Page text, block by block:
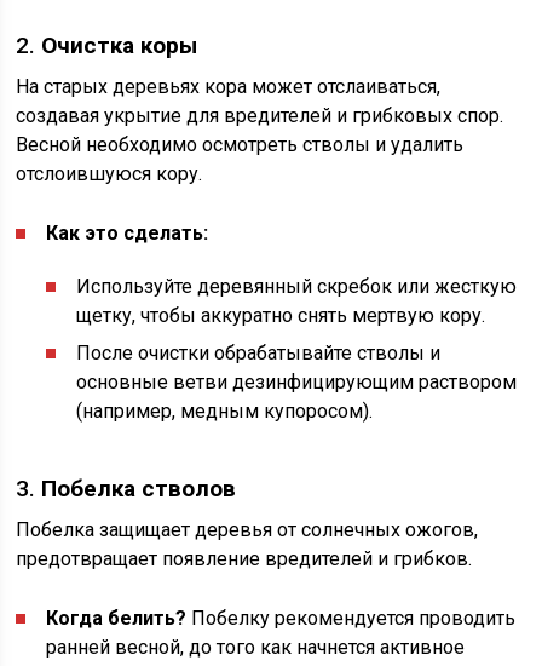
2. Очистка коры
На старых деревьях кора может отслаиваться,
создавая укрытие для вредителей и грибковых спор.
Весной необходимо осмотреть стволы и удалить
отслоившуюся кору.
Как это сделать:
Используйте деревянный скребок или жесткую
щетку, чтобы аккуратно снять мертвую кору.
После очистки обрабатывайте стволы и
основные ветви дезинфицирующим раствором
(например, медным купоросом).
3. Побелка стволов
Побелка защищает деревья от солнечных ожогов,
предотвращает появление вредителей и грибков.
Когда белить? Побелку рекомендуется проводить
ранней весной, до того как начнется активное